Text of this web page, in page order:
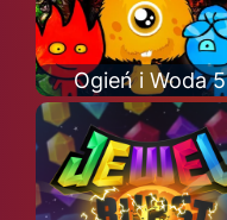
Ogień i Woda 5